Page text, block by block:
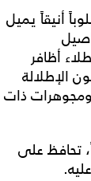
أنيقاً يميل
أظافر
الإطلالة
ذات
تحافظ على